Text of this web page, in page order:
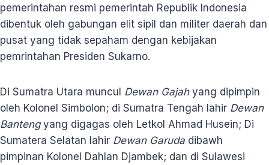
pemerintahan resmi pemerintah Republik Indonesia
dibentuk oleh gabungan elit sipil dan militer daerah dan
pusat yang tidak sepaham dengan kebijakan
pemrintahan Presiden Sukarno.
Di Sumatra Utara muncul Dewan Gajahyang dipimpin
oleh Kolonel Simbolon; di Sumatra Tengah lahir Dewan
Bantengyang digagas oleh Letkol Ahmad Husein; Di
Sumatera Selatan lahir Dewan Garuda dibawh
pimpinan Kolonel Dahlan Djambek; dan di Sulawesi